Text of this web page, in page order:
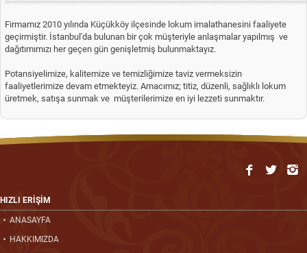
Firmamız 2010 yılında Küçükköy ilçesinde lokum imalathanesini faaliyete
geçirmiştir. İstanbul'da bulunan bir çok müşteriyle anlaşmalar yapılmış ve
dağıtımımızı her geçen gün genişletmiş bulunmaktayız.
Potansiyelimize, kalitemize ve temizliğimize taviz vermeksizin
faaliyetlerimize devam etmekteyiz. Amacımız; titiz, düzenli, sağlıklı lokum
üretmek, satışa sunmak ve müşterilerimize en iyi lezzeti sunmaktır.
HIZLI ERİŞİM
ANASAYFA
HAKKIMIZDA